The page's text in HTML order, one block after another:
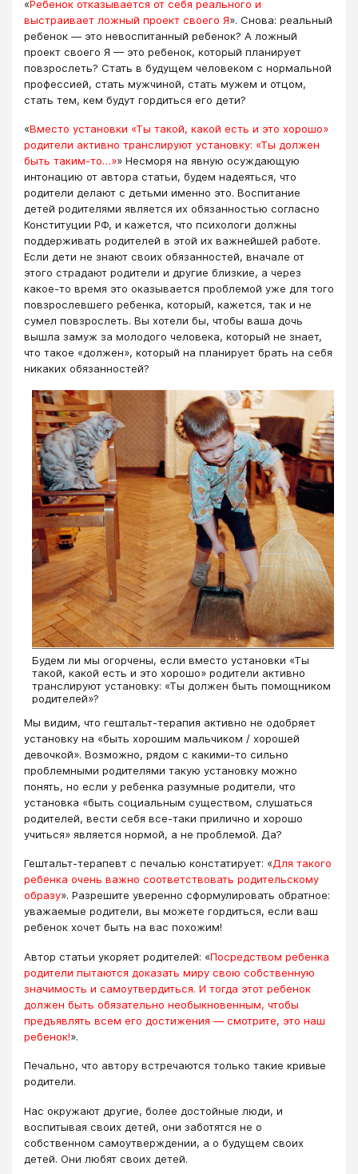
«Ребенок отказывается от себя реального и
выстраивает ложный проект своего Я». Снова: реальный
ребенок — это невоспитанный ребенок? А ложный
проект своего Я — это ребенок, который планирует
повзрослеть? Стать в будущем человеком с нормальной
профессией, стать мужчиной, стать мужем и отцом,
стать тем, кем будут гордиться его дети?
«Вместо установки «Ты такой, какой есть и это хорошо»
родители активно транслируют установку: «Ты должен
быть таким-то…»» Несморя на явную осуждающую
интонацию от автора статьи, будем надеяться, что
родители делают с детьми именно это. Воспитание
детей родителями является их обязанностью согласно
Конституции РФ, и кажется, что психологи должны
поддерживать родителей в этой их важнейшей работе.
Если дети не знают своих обязанностей, вначале от
этого страдают родители и другие близкие, а через
какое-то время это оказывается проблемой уже для того
повзрослевшего ребенка, который, кажется, так и не
сумел повзрослеть. Вы хотели бы, чтобы ваша дочь
вышла замуж за молодого человека, который не знает,
что такое «должен», который на планирует брать на себя
никаких обязанностей?
Будем ли мы огорчены, если вместо установки «Ты
такой, какой есть и это хорошо» родители активно
транслируют установку: «Ты должен быть помощником
родителей»?
Мы видим, что гештальт-терапия активно не одобряет
установку на «быть хорошим мальчиком / хорошей
девочкой». Возможно, рядом с какими-то сильно
проблемными родителями такую установку можно
понять, но если у ребенка разумные родители, что
установка «быть социальным существом, слушаться
родителей, вести себя все-таки прилично и хорошо
учиться» является нормой, а не проблемой. Да?
Гештальт-терапевт с печалью констатирует: «Для такого
ребенка очень важно соответствовать родительскому
образу». Разрешите уверенно сформулировать обратное:
уважаемые родители, вы можете гордиться, если ваш
ребенок хочет быть на вас похожим!
Автор статьи укоряет родителей: «Посредством ребенка
родители пытаются доказать миру свою собственную
значимость и самоутвердиться. И тогда этот ребенок
должен быть обязательно необыкновенным, чтобы
предъявлять всем его достижения — смотрите, это наш
ребенок!».
Печально, что автору встречаются только такие кривые
родители.
Нас окружают другие, более достойные люди, и
воспитывая своих детей, они заботятся не о
собственном самоутверждении, а о будущем своих
детей. Они любят своих детей.